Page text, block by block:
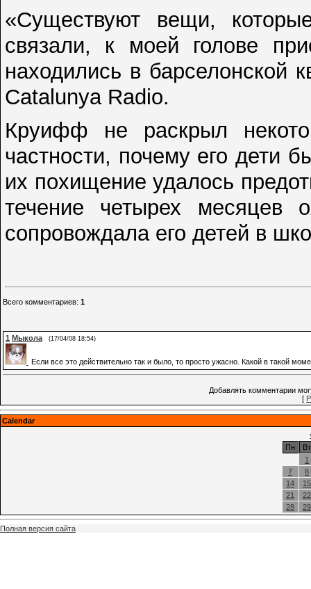
«Существуют вещи,
связали, к моей голове
находились в барселонской
Catalunya Radio.
Круифф не раскрыл
частности, почему его дети
их похищение удалось
течение четырех месяцев
сопровождала его детей в
Всего комментариев: 1
1 Мыкола (17/04/08 18:54)
Если все это действительно так и было, то просто ужасно. Какой в такой
Добавлять комментарии
[
Calendar
Пн
Вт
1
7
8
14
15
21
22
28
29
Полная версия сайта